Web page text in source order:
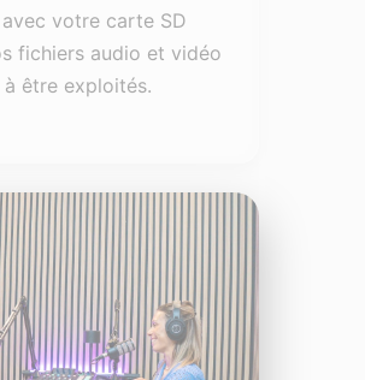
votre carte SD
fichiers audio et vidéo
être exploités.